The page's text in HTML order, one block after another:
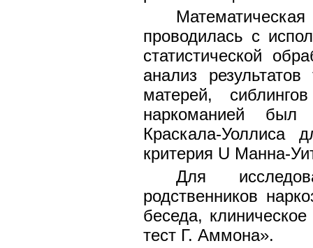
проводилась с
статистической
анализ
матерей,
наркоманией
Краскала-Уоллиса
критерия U Манна-
Для
родственников
беседа,
тест Г. Аммона».